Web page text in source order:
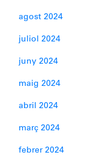
agost 2024
juliol 2024
juny 2024
maig 2024
abril 2024
març 2024
febrer 2024